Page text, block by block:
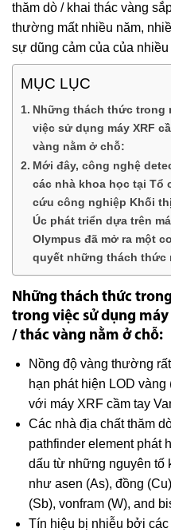
thăm dò / khai thác vàng
thường mất nhiều năm,
sự dũng cảm của của
MỤC LỤC
Những thách thức trong
việc sử dụng máy XRF
vàng nằm ở chỗ:
Mới đây, công nghệ
các nhà khoa học tại Tổ
cứu công nghiệp Khối
Úc phát triển dựa trên
Olympus đã mở ra một
quyết những thách thức
Những thách thức
trong việc sử dụng
/ thác vàng nằm ở chỗ:
Nồng độ vàng thường
hạn phát hiện LOD
với máy XRF cầm tay
Các nhà địa chất thăm
pathfinder element phát
dấu từ những nguyên tố
như asen (As), đồng
(Sb), vonfram (W), and
Tín hiệu bị nhiễu bởi